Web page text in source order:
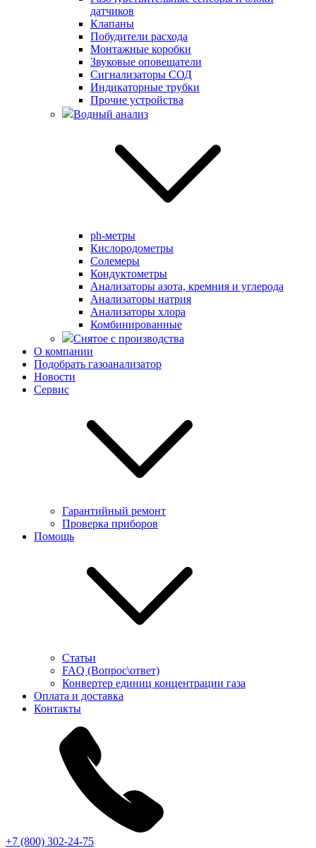
датчиков
Клапаны
Побудители расхода
Монтажные коробки
Звуковые оповещатели
Сигнализаторы СОД
Индикаторные трубки
Прочие устройства
Водный анализ
ph-метры
Кислородометры
Солемеры
Кондуктометры
Анализаторы азота, кремния и углерода
Анализаторы натрия
Анализаторы хлора
Комбинированные
Снятое с производства
О компании
Подобрать газоанализатор
Новости
Сервис
Гарантийный ремонт
Проверка приборов
Помощь
Статьи
FAQ (Вопрос\ответ)
Конвертер единиц концентрации газа
Оплата и доставка
Контакты
+7 (800) 302-24-75